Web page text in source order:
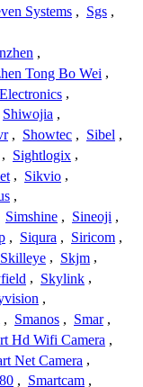
Systems , Sgs ,
,
Tong Bo Wei ,
,
Shiwojia ,
, Showtec , Sibel ,
, Sightlogix ,
, Sikvio ,
,
Simshine , Sineoji ,
, Siqura , Siricom ,
Skilleye , Skjm ,
, Skylink ,
,
, Smanos , Smar ,
Hd Wifi Camera ,
Net Camera ,
, Smartcam ,